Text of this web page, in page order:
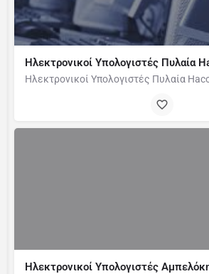
Ηλεκτρονικοί Υπολογιστές Πυλαία
Ηλεκτρονικοί Υπολογιστές